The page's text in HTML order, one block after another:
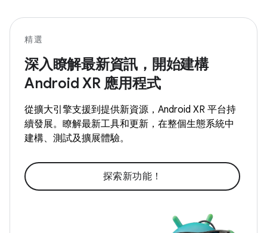
精選
深入瞭解最新資訊，開始建構
Android XR 應用程式
從擴大引擎支援到提供新資源，Android XR 平台持
續發展。瞭解最新工具和更新，在整個生態系統中
建構、測試及擴展體驗。
探索新功能！